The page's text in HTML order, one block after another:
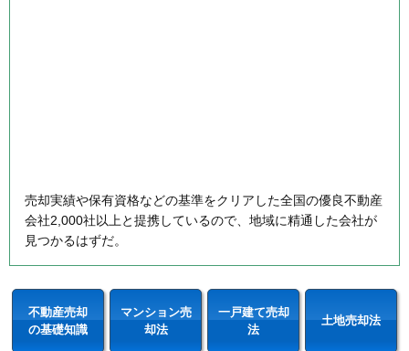
売却実績や保有資格などの基準をクリアした全国の優良不動産
会社2,000社以上と提携しているので、地域に精通した会社が
見つかるはずだ。
不動産売却
の基礎知識
マンション売
却法
一戸建て売却
法
土地売却法